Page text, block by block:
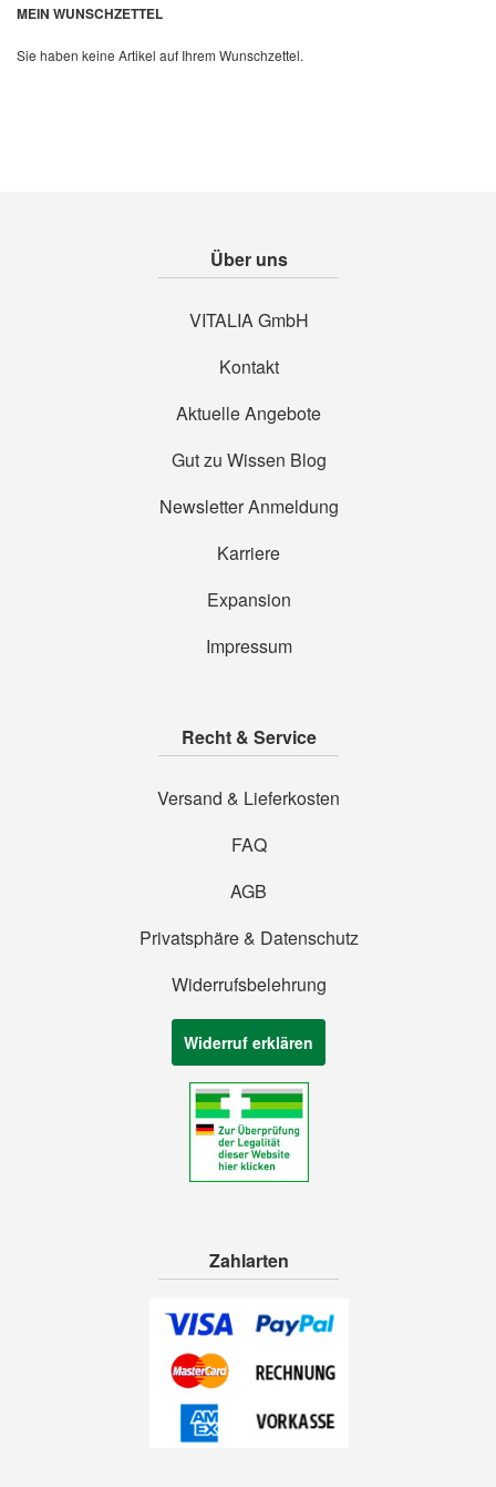
Quickview
MEIN WUNSCHZETTEL
Sie haben keine Artikel auf Ihrem Wunschzettel.
Über uns
VITALIA GmbH
Kontakt
Aktuelle Angebote
Gut zu Wissen Blog
Newsletter Anmeldung
Karriere
Expansion
Impressum
Recht & Service
Versand & Lieferkosten
FAQ
AGB
Privatsphäre & Datenschutz
Widerrufsbelehrung
Widerruf erklären
Zahlarten